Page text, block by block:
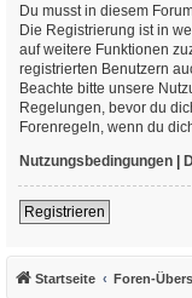
Du musst in diesem
Die Registrierung ist in
auf weitere Funktionen
registrierten Benutzern
Beachte bitte unsere
Regelungen, bevor du
Forenregeln, wenn du
Nutzungsbedingungen |
Registrieren
Startseite Foren-